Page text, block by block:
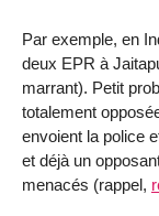
Par exemple, en
deux EPR à
marrant). Petit
totalement
envoient la police
et déjà un
menacés (rappel,